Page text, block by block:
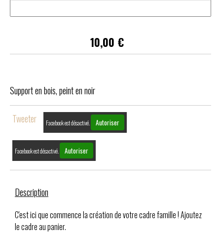
10,00 €
Support en bois, peint en noir
Tweeter Facebook est désactivé. Autoriser
Facebook est désactivé. Autoriser
Description
C'est ici que commence la création de votre cadre famille ! Ajoutez
le cadre au panier.